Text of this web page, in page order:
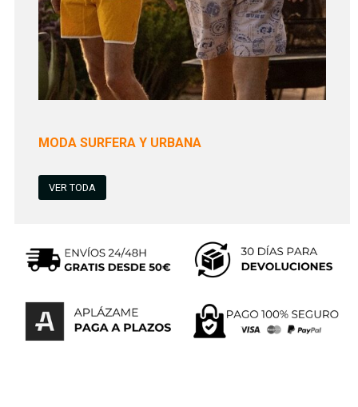
MODA SURFERA Y URBANA
VER TODA